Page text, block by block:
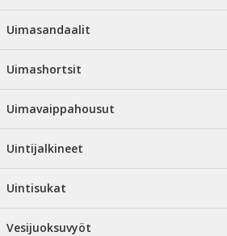
Uimasandaalit
Uimashortsit
Uimavaippahousut
Uintijalkineet
Uintisukat
Vesijuoksuvyöt